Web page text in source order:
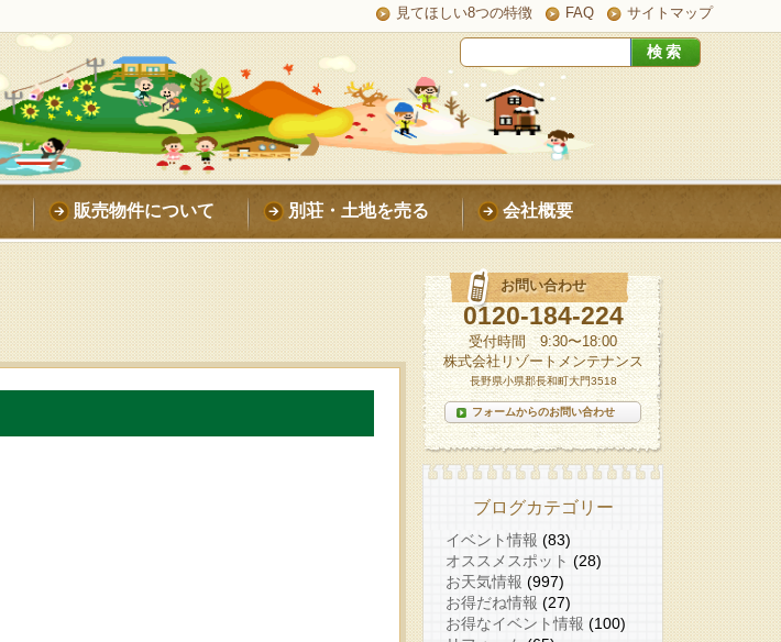
見てほしい8つの特徴 FAQ サイトマップ
販売物件について 別荘・土地を売る 会社概要
お問い合わせ
0120-184-224
受付時間 9:30〜18:00
株式会社リゾートメンテナンス
長野県小県郡長和町大門3518
フォームからのお問い合わせ
ブログカテゴリー
イベント情報 (83)
オススメスポット (28)
お天気情報 (997)
お得だね情報 (27)
お得なイベント情報 (100)